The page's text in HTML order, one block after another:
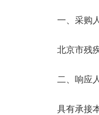
一、采购
北京市残疾
二、响应
具有承接本